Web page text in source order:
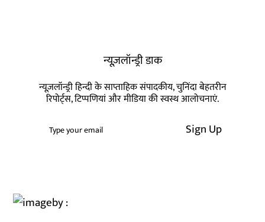
न्यूज़लॉन्ड्री डाक
न्यूज़लॉन्ड्री हिन्दी के साप्ताहिक संपादकीय, चुनिंदा बेहतरीन
रिपोर्ट्स, टिप्पणियां और मीडिया की स्वस्थ आलोचनाएं.
Sign Up